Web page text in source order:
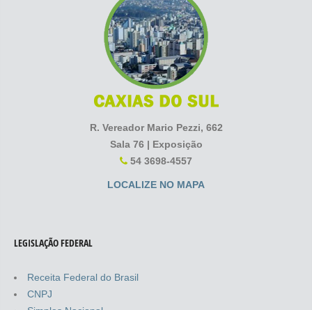
R. Vereador Mario Pezzi, 662
Sala 76 | Exposição
54 3698-4557
LOCALIZE NO MAPA
LEGISLAÇÃO FEDERAL
Receita Federal do Brasil
CNPJ